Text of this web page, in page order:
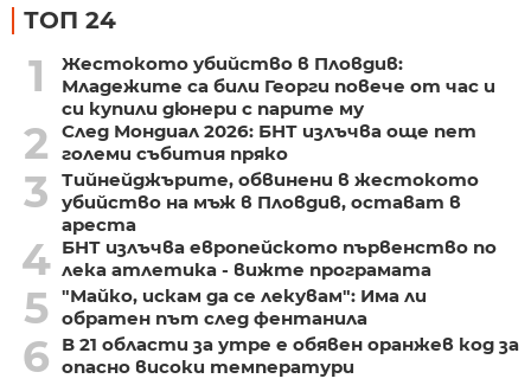
ТОП 24
1
Жестокото убийство в Пловдив:
Младежите са били Георги повече от час и
си купили дюнери с парите му
2
След Мондиал 2026: БНТ излъчва още пет
големи събития пряко
3
Тийнейджърите, обвинени в жестокото
убийство на мъж в Пловдив, остават в
ареста
4 БНТ излъчва европейското първенство по
лека атлетика - вижте програмата
5 "Майко, искам да се лекувам": Има ли
обратен път след фентанила
6
В 21 области за утре е обявен оранжев код за
опасно високи температури